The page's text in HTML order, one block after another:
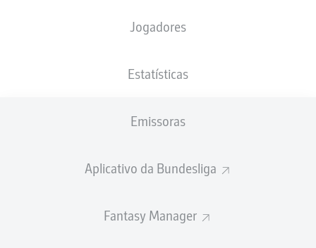
Jogadores
Estatísticas
Emissoras
Aplicativo da Bundesliga
Fantasy Manager